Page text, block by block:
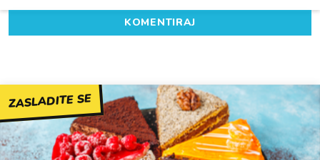
KOMENTIRAJ
ZASLADITE SE